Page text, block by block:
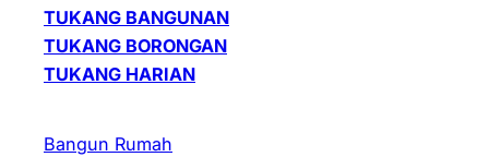
TUKANG BANGUNAN
TUKANG BORONGAN
TUKANG HARIAN
Bangun Rumah